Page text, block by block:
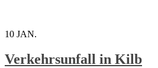
10 JAN.
Verkehrsunfall in Kilb